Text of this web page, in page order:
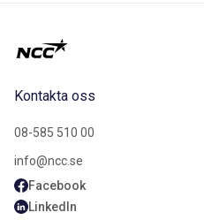
Kontakta oss
08-585 510 00
info@ncc.se
Facebook
LinkedIn